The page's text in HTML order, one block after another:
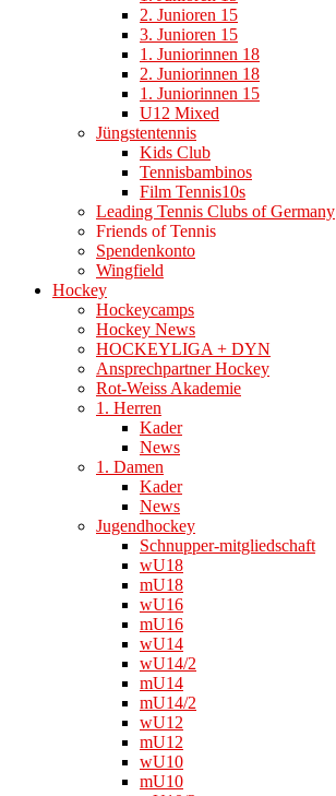
2. Junioren 15
3. Junioren 15
1. Juniorinnen 18
2. Juniorinnen 18
1. Juniorinnen 15
U12 Mixed
Jüngstentennis
Kids Club
Tennisbambinos
Film Tennis10s
Leading Tennis Clubs of Germany
Friends of Tennis
Spendenkonto
Wingfield
Hockey
Hockeycamps
Hockey News
HOCKEYLIGA + DYN
Ansprechpartner Hockey
Rot-Weiss Akademie
1. Herren
Kader
News
1. Damen
Kader
News
Jugendhockey
Schnupper-mitgliedschaft
wU18
mU18
wU16
mU16
wU14
wU14/2
mU14
mU14/2
wU12
mU12
wU10
mU10